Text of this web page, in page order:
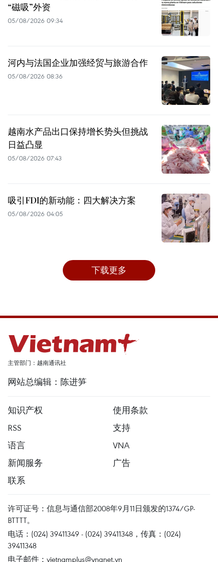
“磁吸”外资
05/08/2026 09:34
河内与法国企业加强经贸与旅游合作
05/08/2026 08:36
越南水产品出口保持增长势头但挑战
日益凸显
05/08/2026 07:43
吸引FDI的新动能：四大解决方案
05/08/2026 04:05
下载更多
主管部门：越南通讯社
网站总编辑：陈进笋
知识产权
使用条款
RSS
支持
语言
VNA
新闻服务
广告
联系
许可证号：信息与通信部2008年9月11日颁发的1374/GP-
BTTTT。
电话：(024) 39411349 - (024) 39411348，传真：(024)
39411348
电子邮件： vietnamplus@vnanet.vn